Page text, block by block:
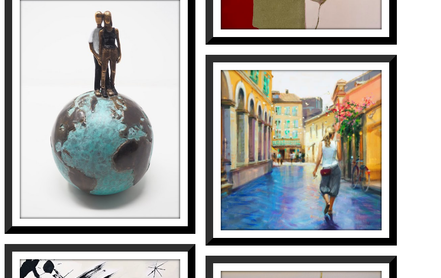
WITH YOU
Mireia Serra
2.600€ FIRST AFTERNOON IN CORFÚ
Mònica Castanys
4.600€